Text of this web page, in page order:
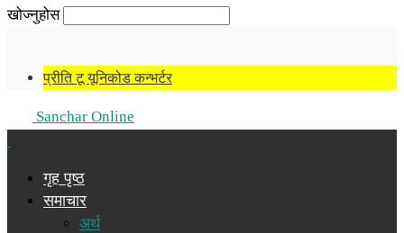
खोज्नुहोस
प्रीति टू यूनिकोड कन्भर्टर
Sanchar Online
गृह पृष्ठ
समाचार
अर्थ